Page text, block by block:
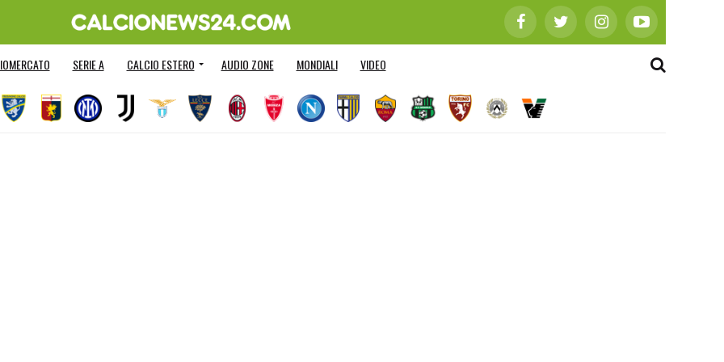
SERIE A CALCIO ESTERO AUDIO ZONE MONDIALI VIDEO